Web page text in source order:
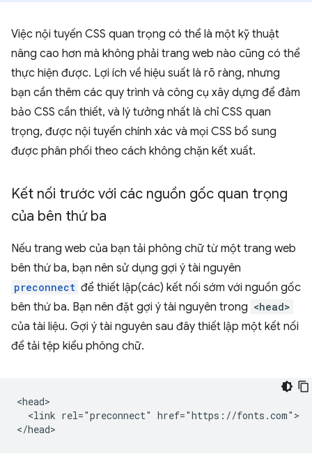
Việc nội tuyến CSS quan trọng có thể là một kỹ thuật
nâng cao hơn mà không phải trang web nào cũng có thể
thực hiện được. Lợi ích về hiệu suất là rõ ràng, nhưng
bạn cần thêm các quy trình và công cụ xây dựng để đảm
bảo CSS cần thiết, và lý tưởng nhất là chỉ CSS quan
trọng, được nội tuyến chính xác và mọi CSS bổ sung
được phân phối theo cách không chặn kết xuất.
Kết nối trước với các nguồn gốc quan trọng
của bên thứ ba
Nếu trang web của bạn tải phông chữ từ một trang web
bên thứ ba, bạn nên sử dụng gợi ý tài nguyên
preconnect để thiết lập(các) kết nối sớm với nguồn gốc
bên thứ ba. Bạn nên đặt gợi ý tài nguyên trong <head>
của tài liệu. Gợi ý tài nguyên sau đây thiết lập một kết nối
để tải tệp kiểu phông chữ.
<head>
  <link rel="preconnect" href="https://fonts.com">